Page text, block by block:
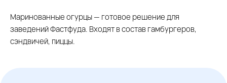
Маринованные огурцы — готовое решение для
заведений Фастфуда. Входят в состав гамбургеров,
сэндвичей, пиццы.